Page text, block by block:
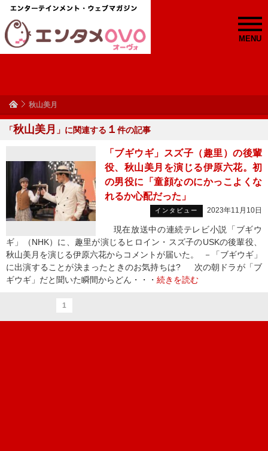
MENU
秋山美月
「秋山美月 」に関連する １ 件の記事
「ブギウギ」スズ子（趣里）の後輩
役、秋山美月を演じる伊原六花。初
の男役に「童顔なのにかっこよくな
れるか心配だった」
インタビュー 2023年11月10日
現在放送中の連続テレビ小説「ブギウ
ギ」（NHK）に、趣里が演じるヒロイン・スズ子のUSKの後輩役、
秋山美月を演じる伊原六花からコメントが届いた。 －「ブギウギ」
に出演することが決まったときのお気持ちは? 次の朝ドラが「ブ
ギウギ」だと聞いた瞬間からどん・・・ 続きを読む
1